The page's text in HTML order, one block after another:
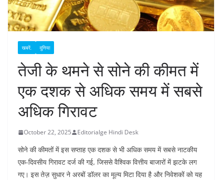
खबरें. दुनिया
तेजी के थमने से सोने की कीमत में
एक दशक से अधिक समय में सबसे
अधिक गिरावट
October 22, 2025 Editorialge Hindi Desk
सोने की कीमतों में इस सप्ताह एक दशक से भी अधिक समय में सबसे नाटकीय
एक-दिवसीय गिरावट दर्ज की गई, जिससे वैश्विक वित्तीय बाजारों में झटके लग
गए। इस तेज़ सुधार ने अरबों डॉलर का मूल्य मिटा दिया है और निवेशकों को यह